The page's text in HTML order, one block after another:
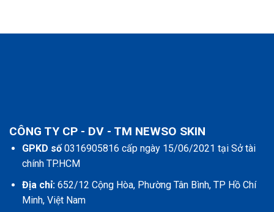
CÔNG TY CP - DV - TM NEWSO SKIN
GPKD số 0316905816 cấp ngày 15/06/2021 tại Sở tài
chính TP.HCM
Địa chỉ:652/12 Cộng Hòa, Phường Tân Bình, TP Hồ Chí
Minh, Việt Nam